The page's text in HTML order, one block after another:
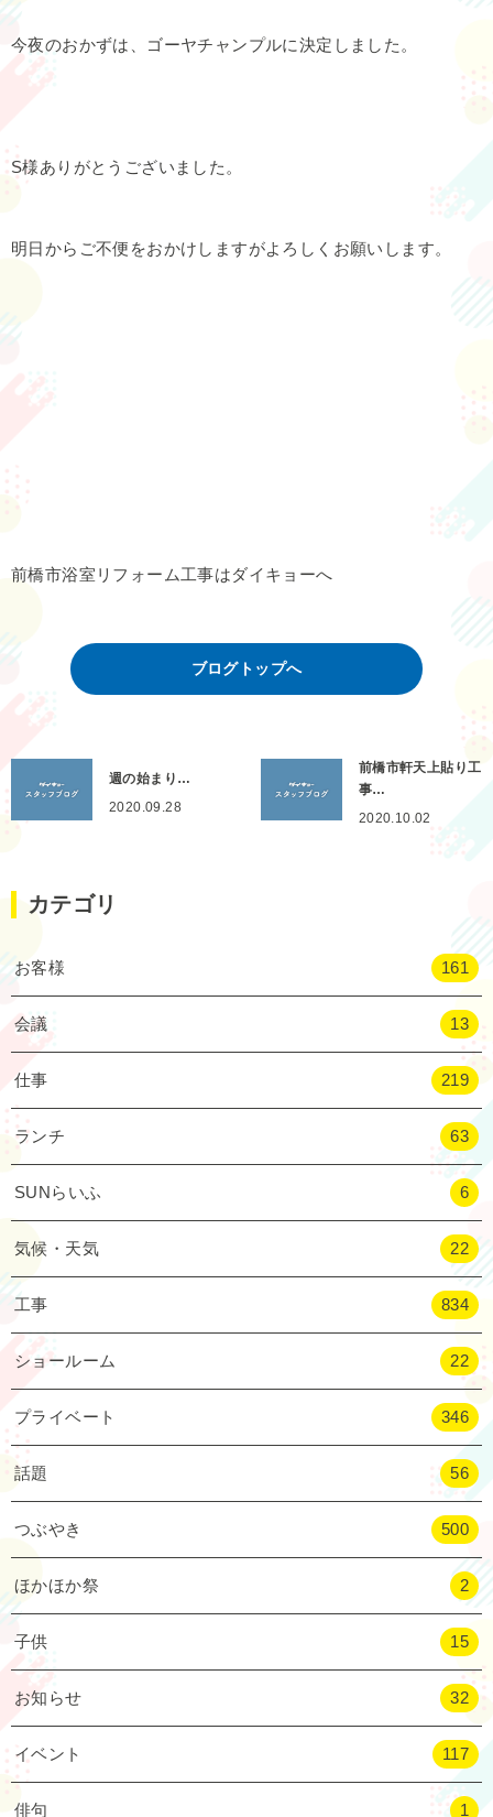
今夜のおかずは、ゴーヤチャンプルに決定しました。
S様ありがとうございました。
明日からご不便をおかけしますがよろしくお願いします。
前橋市浴室リフォーム工事はダイキョーへ
ブログトップへ
週の始まり…
2020.09.28
前橋市軒天上貼り工
事…
2020.10.02
カテゴリ
お客様 161
会議 13
仕事 219
ランチ 63
SUNらいふ 6
気候・天気 22
工事 834
ショールーム 22
プライベート 346
話題 56
つぶやき 500
ほかほか祭 2
子供 15
お知らせ 32
イベント 117
俳句 1